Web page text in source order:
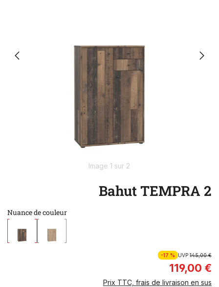
Image 1 sur 2
Bahut TEMPRA 2
Nuance de couleur
-17 % UVP145,00 €
119,00 €
Prix TTC, frais de livraison en sus